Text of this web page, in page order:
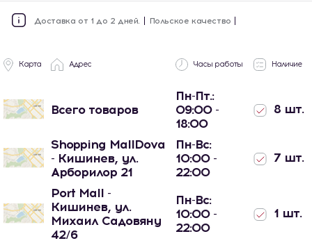
Доставка от 1 до 2 дней. Польское качество
Карта Адрес Часы работы Наличие
Всего товаров
Пн-Пт.:
09:00 -
18:00
8 шт.
Shopping MallDova
- Кишинев, ул.
Арборилор 21
Пн-Вс:
10:00 -
22:00
7 шт.
Port Mall -
Кишинев, ул.
Михаил Садовяну
42/6
Пн-Вс:
10:00 -
22:00
1 шт.